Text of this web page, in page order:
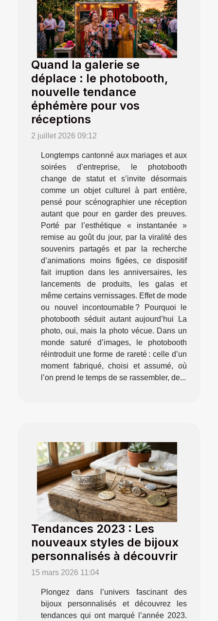
Quand la galerie se
déplace : le photobooth,
nouvelle tendance
éphémère pour vos
réceptions
2 juillet 2026 09:12
Longtemps cantonné aux mariages et aux
soirées d’entreprise, le photobooth
change de statut et s’invite désormais
comme un objet culturel à part entière,
pensé pour scénographier une réception
autant que pour en garder des preuves.
Porté par l’esthétique « instantanée »
remise au goût du jour, par la viralité des
souvenirs partagés et par la recherche
d’animations moins figées, ce dispositif
fait irruption dans les anniversaires, les
lancements de produits, les galas et
même certains vernissages. Effet de mode
ou nouvel incontournable ? Pourquoi le
photobooth séduit autant aujourd’hui La
photo, oui, mais la photo vécue. Dans un
monde saturé d’images, le photobooth
réintroduit une forme de rareté : celle d’un
moment fabriqué, choisi et assumé, où
l’on prend le temps de se rassembler, de...
Tendances 2023 : Les
nouveaux styles de bijoux
personnalisés à découvrir
15 mars 2026 11:04
Plongez dans l’univers fascinant des
bijoux personnalisés et découvrez les
tendances qui ont marqué l’année 2023.